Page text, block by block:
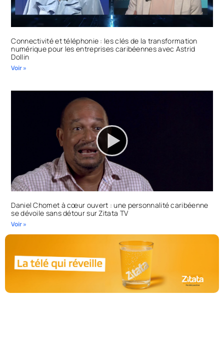
Connectivité et téléphonie : les clés de la transformation
numérique pour les entreprises caribéennes avec Astrid
Dollin
Voir »
Daniel Chomet à cœur ouvert : une personnalité caribéenne
se dévoile sans détour sur Zitata TV
Voir »